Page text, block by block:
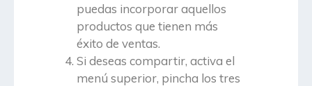
puedas incorporar aquellos
productos que tienen más
éxito de ventas.
Si deseas compartir, activa el
menú superior, pincha los tres